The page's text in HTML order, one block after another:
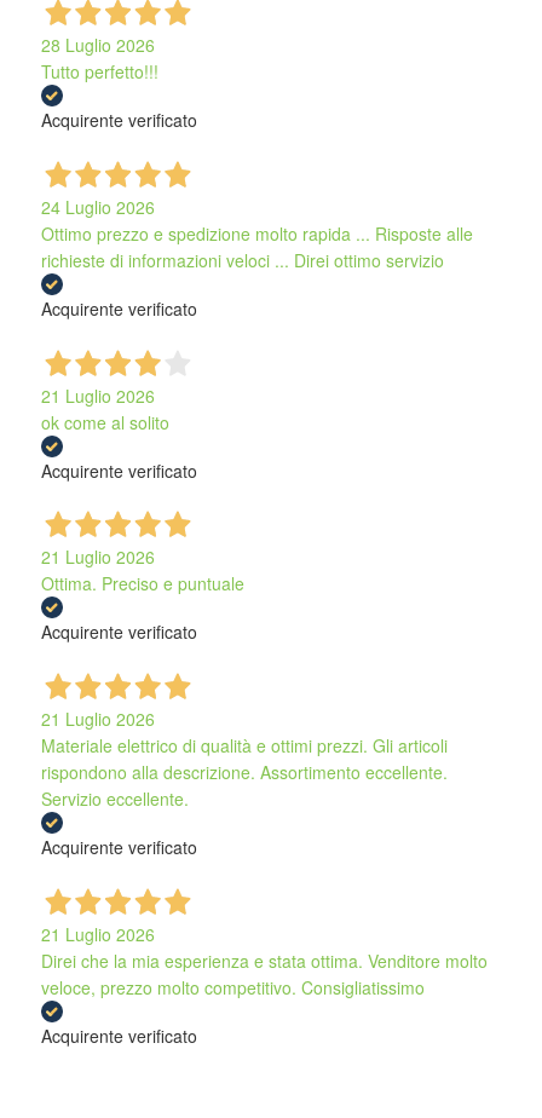
28 Luglio 2026
Tutto perfetto!!!
Acquirente verificato
24 Luglio 2026
Ottimo prezzo e spedizione molto rapida ... Risposte alle
richieste di informazioni veloci ... Direi ottimo servizio
Acquirente verificato
21 Luglio 2026
ok come al solito
Acquirente verificato
21 Luglio 2026
Ottima. Preciso e puntuale
Acquirente verificato
21 Luglio 2026
Materiale elettrico di qualità e ottimi prezzi. Gli articoli
rispondono alla descrizione. Assortimento eccellente.
Servizio eccellente.
Acquirente verificato
21 Luglio 2026
Direi che la mia esperienza e stata ottima. Venditore molto
veloce, prezzo molto competitivo. Consigliatissimo
Acquirente verificato